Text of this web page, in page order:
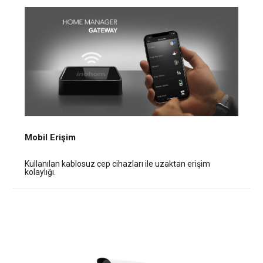
Mobil Erişim
Kullanılan kablosuz cep cihazları ile uzaktan erişim
kolaylığı.